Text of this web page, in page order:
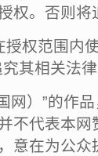
权。否则将
权范围内
其相关法
网）”的作
不代表本
意在为公